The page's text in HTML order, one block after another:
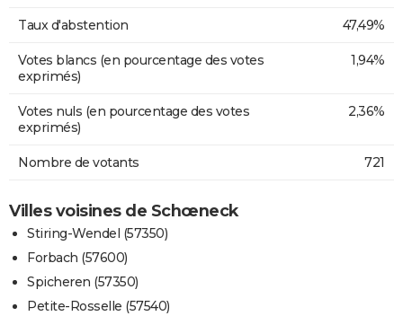
Taux d'abstention 47,49%
Votes blancs (en pourcentage des votes
exprimés)
1,94%
Votes nuls (en pourcentage des votes
exprimés)
2,36%
Nombre de votants 721
Villes voisines de Schœneck
Stiring-Wendel (57350)
Forbach (57600)
Spicheren (57350)
Petite-Rosselle (57540)